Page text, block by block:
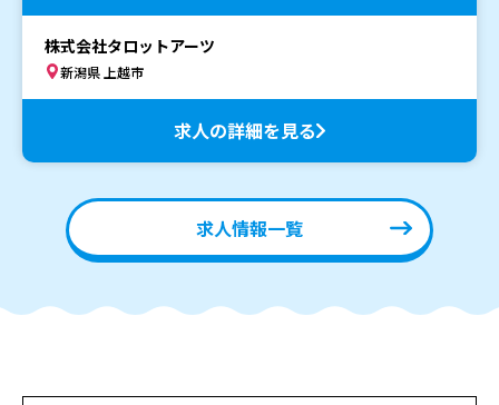
株式会社タロットアーツ
新潟県 上越市
求人の詳細を見る
求人情報一覧